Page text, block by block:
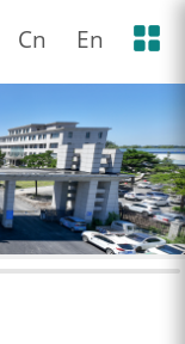
Cn En